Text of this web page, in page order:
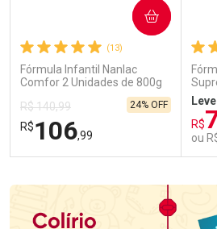
(13)
Fórmula Infantil Nanlac
Comfor 2 Unidades de 800g
R$ 140,99
R$106,99
24% OFF
COMPRAR
R$
ou